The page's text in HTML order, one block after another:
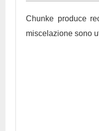
Chunke produce
miscelazione sono